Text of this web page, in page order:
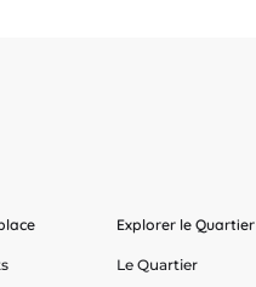
Explorer le Quartier
Le Quartier